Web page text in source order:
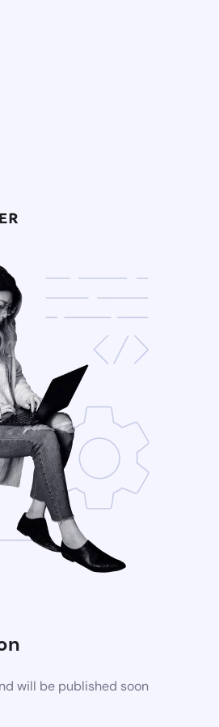
will be published soon